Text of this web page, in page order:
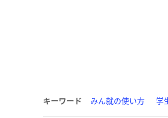
キーワード みん就の使い方 学